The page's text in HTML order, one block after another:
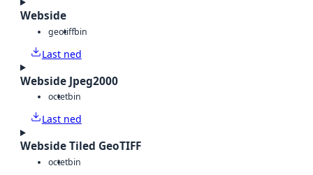
Webside
geotiffbin
Last ned
Webside Jpeg2000
octetbin
Last ned
Webside Tiled GeoTIFF
octetbin